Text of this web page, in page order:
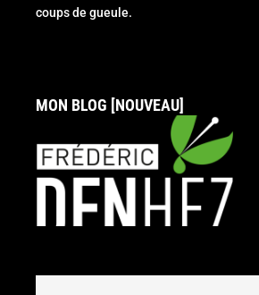
coups de gueule.
MON BLOG [NOUVEAU]